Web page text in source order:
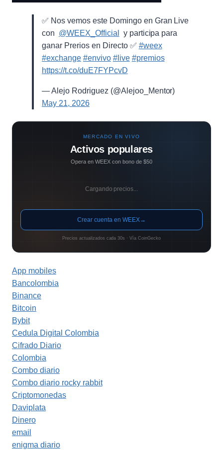
✅ Nos vemos este Domingo en Gran Live
con ⁨ @WEEX_Official
⁩ y participa para
ganar Prerios en Directo ✅ #weex
#exchange #envivo #live #premios
https://t.co/duE7FYPcvD
— Alejo Rodriguez (@Alejoo_Mentor)
May 21, 2026
MERCADO EN VIVO
Activos populares
Opera en WEEX con bono de $50
Cargando precios...
Crear cuenta en WEEX→
Precios actualizados cada 30s · Vía CoinGecko
App mobiles
Bancolombia
Binance
Bitcoin
Bybit
Cedula Digital Colombia
Cifrado Diario
Colombia
Combo diario
Combo diario rocky rabbit
Criptomonedas
Daviplata
Dinero
email
enigma diario